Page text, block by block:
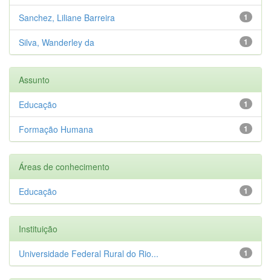
1
Sanchez, Liliane Barreira
1
Silva, Wanderley da
Assunto
1
Educação
1
Formação Humana
Áreas de conhecimento
1
Educação
Instituição
1
Universidade Federal Rural do Rio...